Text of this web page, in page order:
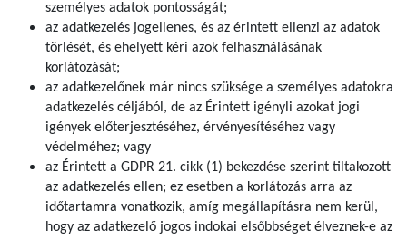
személyes adatok pontosságát;
az adatkezelés jogellenes, és az érintett ellenzi az adatok
törlését, és ehelyett kéri azok felhasználásának
korlátozását;
az adatkezelőnek már nincs szüksége a személyes adatokra
adatkezelés céljából, de az Érintett igényli azokat jogi
igények előterjesztéséhez, érvényesítéséhez vagy
védelméhez; vagy
az Érintett a GDPR 21. cikk (1) bekezdése szerint tiltakozott
az adatkezelés ellen; ez esetben a korlátozás arra az
időtartamra vonatkozik, amíg megállapításra nem kerül,
hogy az adatkezelő jogos indokai elsőbbséget élveznek-e az